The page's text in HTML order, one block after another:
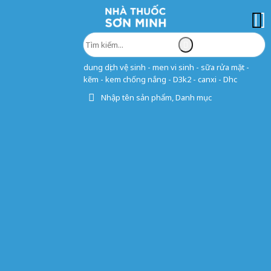
dung dịch vệ sinh - men vi sinh - sữa rửa mặt -
kẽm - kem chống nắng - D3k2 - canxi - Dhc
Nhập tên sản phẩm, Danh mục